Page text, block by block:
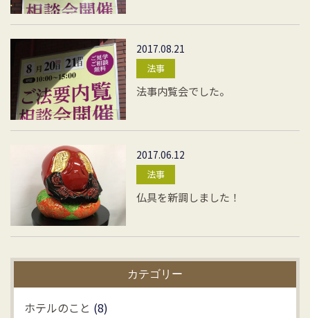
2017.08.21
法事
法事内覧会でした。
2017.06.12
法事
仏具を新調しました！
カテゴリー
ホテルのこと (8)